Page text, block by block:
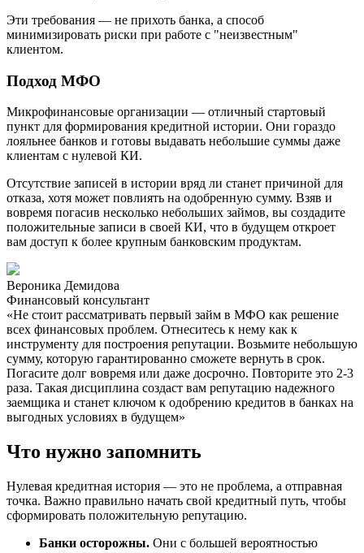
Эти требования — не прихоть банка, а способ
минимизировать риски при работе с "неизвестным"
клиентом.
Подход МФО
Микрофинансовые организации — отличный стартовый
пункт для формирования кредитной истории. Они гораздо
лояльнее банков и готовы выдавать небольшие суммы даже
клиентам с нулевой КИ.
Отсутствие записей в истории вряд ли станет причиной для
отказа, хотя может повлиять на одобренную сумму. Взяв и
вовремя погасив несколько небольших займов, вы создадите
положительные записи в своей КИ, что в будущем откроет
вам доступ к более крупным банковским продуктам.
Вероника Демидова
Финансовый консультант
«Не стоит рассматривать первый займ в МФО как решение
всех финансовых проблем. Отнеситесь к нему как к
инструменту для построения репутации. Возьмите небольшую
сумму, которую гарантированно сможете вернуть в срок.
Погасите долг вовремя или даже досрочно. Повторите это 2-3
раза. Такая дисциплина создаст вам репутацию надежного
заемщика и станет ключом к одобрению кредитов в банках на
выгодных условиях в будущем»
Что нужно запомнить
Нулевая кредитная история — это не проблема, а отправная
точка. Важно правильно начать свой кредитный путь, чтобы
сформировать положительную репутацию.
Банки осторожны. Они с большей вероятностью